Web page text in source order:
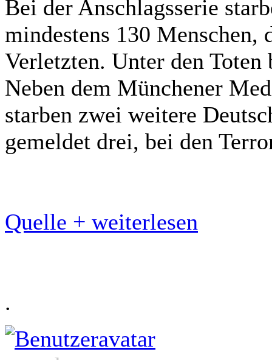
Bei der Anschlagsserie
mindestens 130
Verletzten. Unter den
Neben dem Münchener
starben zwei weitere
gemeldet drei, bei den
Quelle + weiterlesen
.